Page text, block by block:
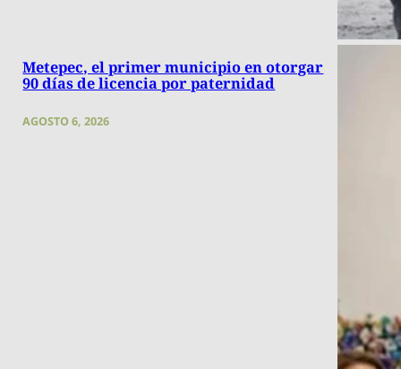
Metepec, el primer municipio en otorgar
90 días de licencia por paternidad
AGOSTO 6, 2026